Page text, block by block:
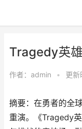
Tragedy英
作者： admin • 更
摘要：在勇者的全
重演。《Tragedy